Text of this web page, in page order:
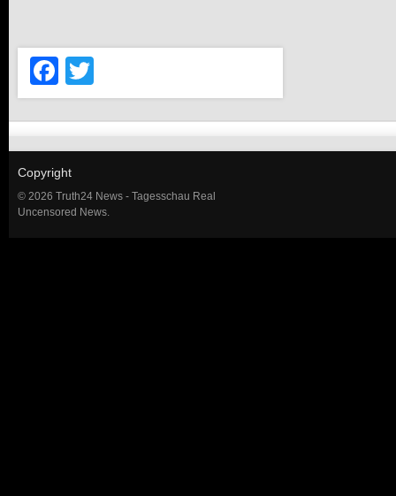
Facebook
Copyright
© 2026 Truth24 News - Tagesschau Real
Uncensored News.